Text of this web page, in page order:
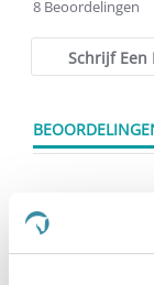
8 Beoordelingen
Schrijf Een
8